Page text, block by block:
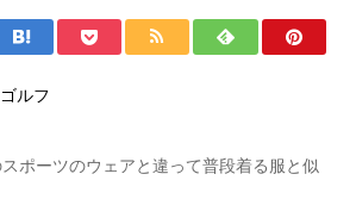
ルフ
ポーツのウェアと違って普段着る服と似